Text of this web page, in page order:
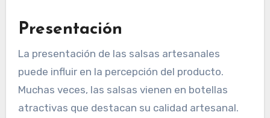
pescados, mientras que una salsa de chile
asadas.
Es útil tener en cuenta el tipo de cocina que se
va a preparar. Algunas salsas son más